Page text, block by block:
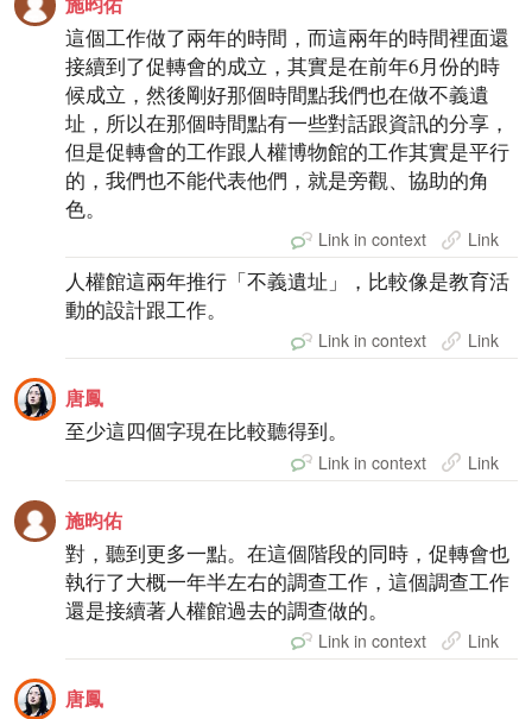
這個工作做了兩年的時間，而這兩年的時間裡面還
接續到了促轉會的成立，其實是在前年6月份的時
候成立，然後剛好那個時間點我們也在做不義遺
址，所以在那個時間點有一些對話跟資訊的分享，
但是促轉會的工作跟人權博物館的工作其實是平行
的，我們也不能代表他們，就是旁觀、協助的角
色。
Link in context Link
人權館這兩年推行「不義遺址」，比較像是教育活
動的設計跟工作。
Link in context Link
唐鳳
至少這四個字現在比較聽得到。
Link in context Link
施昀佑
對，聽到更多一點。在這個階段的同時，促轉會也
執行了大概一年半左右的調查工作，這個調查工作
還是接續著人權館過去的調查做的。
Link in context Link
唐鳳